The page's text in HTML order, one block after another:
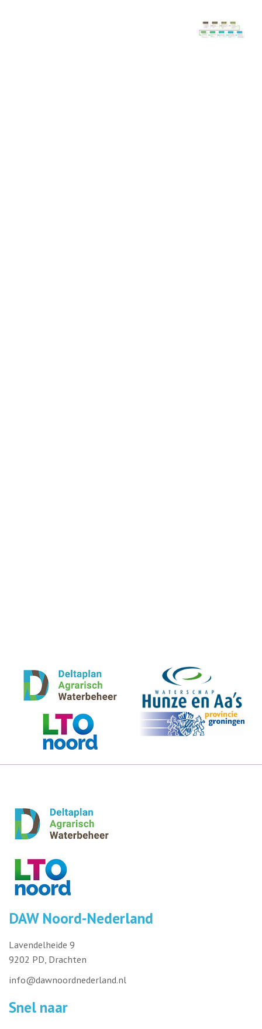
DAW Noord-Nederland
Lavendelheide 9
9202 PD, Drachten
info@dawnoordnederland.nl
Snel naar